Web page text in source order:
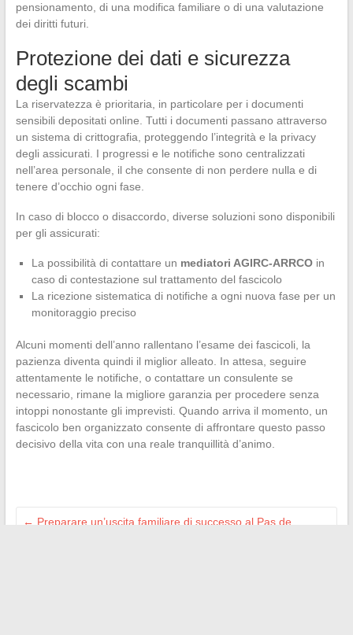
pensionamento, di una modifica familiare o di una valutazione
dei diritti futuri.
Protezione dei dati e sicurezza
degli scambi
La riservatezza è prioritaria, in particolare per i documenti
sensibili depositati online. Tutti i documenti passano attraverso
un sistema di crittografia, proteggendo l’integrità e la privacy
degli assicurati. I progressi e le notifiche sono centralizzati
nell’area personale, il che consente di non perdere nulla e di
tenere d’occhio ogni fase.
In caso di blocco o disaccordo, diverse soluzioni sono disponibili
per gli assicurati:
La possibilità di contattare un mediatori AGIRC-ARRCOin
caso di contestazione sul trattamento del fascicolo
La ricezione sistematica di notifiche a ogni nuova fase per un
monitoraggio preciso
Alcuni momenti dell’anno rallentano l’esame dei fascicoli, la
pazienza diventa quindi il miglior alleato. In attesa, seguire
attentamente le notifiche, o contattare un consulente se
necessario, rimane la migliore garanzia per procedere senza
intoppi nonostante gli imprevisti. Quando arriva il momento, un
fascicolo ben organizzato consente di affrontare questo passo
decisivo della vita con una reale tranquillità d’animo.
← Preparare un’uscita familiare di successo al Pas de